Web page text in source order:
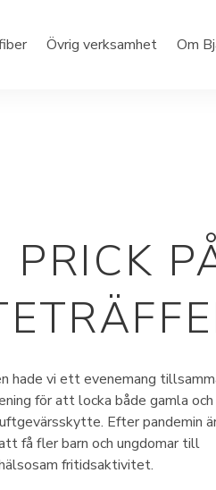
Övrig verksamhet Om
hade vi ett evenemang
för att locka både gamla och
Efter pandemin
få fler barn och ungdomar till
fritidsaktivitet.